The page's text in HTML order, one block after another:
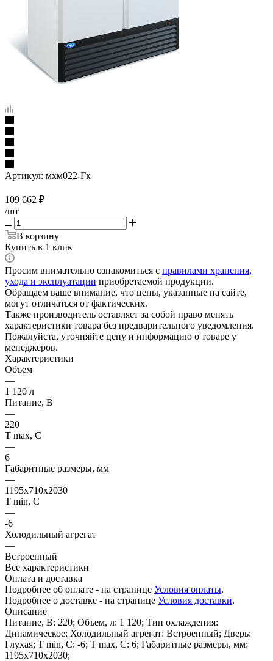
Артикул: мхм022-Гк
109 662 ₽
/шт
В корзину
Купить в 1 клик
Просим внимательно ознакомиться с правилами хранения,
ухода и эксплуатации приобретаемой продукции.
Обращаем ваше внимание, что цены, указанные на сайте,
могут отличаться от фактических.
Также производитель оставляет за собой право менять
характеристики товара без предварительного уведомления.
Пожалуйста, уточняйте цену и информацию о товаре у
менеджеров.
Характеристики
Объем
—
1 120 л
Питание, В
—
220
Т max, С
—
6
Габаритные размеры, мм
—
1195x710x2030
Т min, С
—
-6
Холодильный агрегат
—
Встроенный
Все характеристики
Оплата и доставка
Подробнее об оплате - на странице Условия оплаты.
Подробнее о доставке - на странице Условия доставки.
Описание
Питание, В: 220; Объем, л: 1 120; Тип охлаждения:
Динамическое; Холодильный агрегат: Встроенный; Дверь:
Глухая; Т min, С: -6; Т max, С: 6; Габаритные размеры, мм:
1195x710x2030;